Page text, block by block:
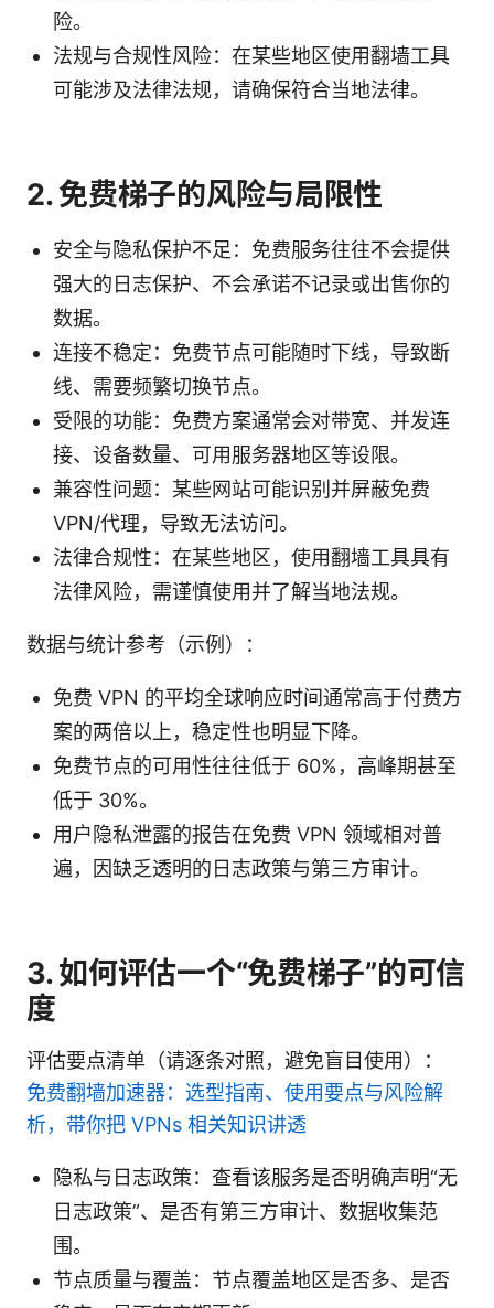
险。
法规与合规性风险：在某些地区使用翻墙工具
可能涉及法律法规，请确保符合当地法律。
2. 免费梯子的风险与局限性
安全与隐私保护不足：免费服务往往不会提供
强大的日志保护、不会承诺不记录或出售你的
数据。
连接不稳定：免费节点可能随时下线，导致断
线、需要频繁切换节点。
受限的功能：免费方案通常会对带宽、并发连
接、设备数量、可用服务器地区等设限。
兼容性问题：某些网站可能识别并屏蔽免费
VPN/代理，导致无法访问。
法律合规性：在某些地区，使用翻墙工具具有
法律风险，需谨慎使用并了解当地法规。
数据与统计参考（示例）：
免费 VPN 的平均全球响应时间通常高于付费方
案的两倍以上，稳定性也明显下降。
免费节点的可用性往往低于 60%，高峰期甚至
低于 30%。
用户隐私泄露的报告在免费 VPN 领域相对普
遍，因缺乏透明的日志政策与第三方审计。
3. 如何评估一个“免费梯子”的可信
度
评估要点清单（请逐条对照，避免盲目使用）：
免费翻墙加速器：选型指南、使用要点与风险解
析，带你把 VPNs 相关知识讲透
隐私与日志政策：查看该服务是否明确声明“无
日志政策”、是否有第三方审计、数据收集范
围。
节点质量与覆盖：节点覆盖地区是否多、是否